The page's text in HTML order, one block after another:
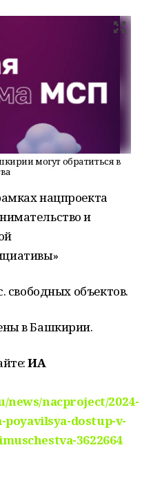
могут обратиться в
нацпроекта
и
свободных объектов.
в Башкирии.
ИА
nacproject/2024-
poyavilsya-dostup-v-
3622664